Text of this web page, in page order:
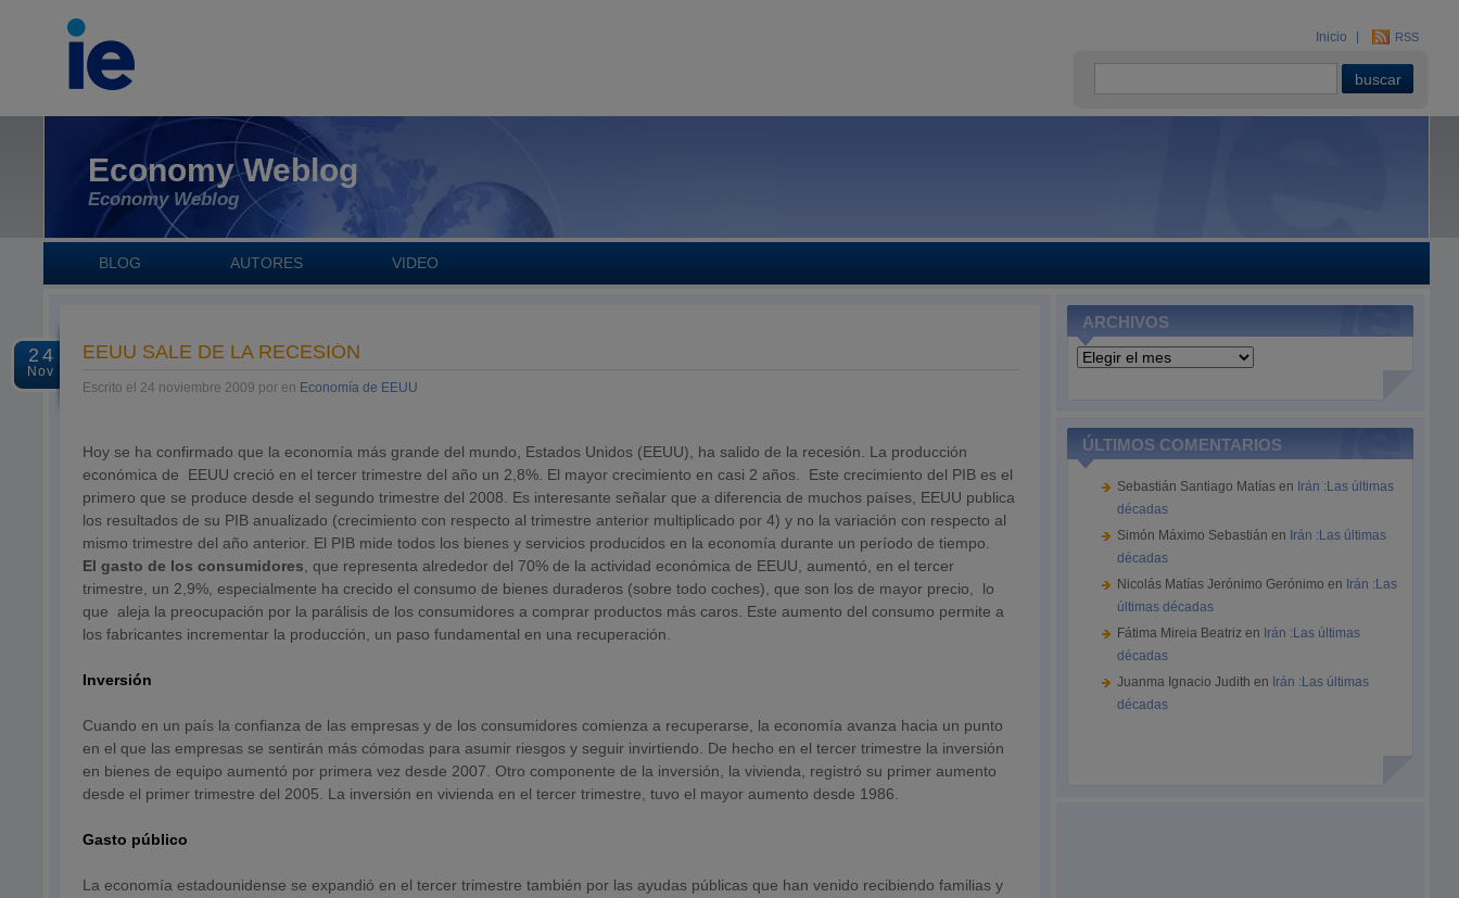
Inicio RSS
Economy Weblog
Economy Weblog
BLOG AUTORES VIDEO
24
Nov
EEUU SALE DE LA RECESIÓN
Escrito el 24 noviembre 2009 por en Economía de EEUU
Hoy se ha confirmado que la economía más grande del mundo, Estados Unidos (EEUU), ha salido de la recesión. La producción
económica de EEUU creció en el tercer trimestre del año un 2,8%. El mayor crecimiento en casi 2 años. Este crecimiento del PIB es el
primero que se produce desde el segundo trimestre del 2008. Es interesante señalar que a diferencia de muchos países, EEUU publica
los resultados de su PIB anualizado (crecimiento con respecto al trimestre anterior multiplicado por 4) y no la variación con respecto al
mismo trimestre del año anterior. El PIB mide todos los bienes y servicios producidos en la economía durante un período de tiempo.
El gasto de los consumidores , que representa alrededor del 70% de la actividad económica de EEUU, aumentó, en el tercer
trimestre, un 2,9%, especialmente ha crecido el consumo de bienes duraderos (sobre todo coches), que son los de mayor precio, lo
que aleja la preocupación por la parálisis de los consumidores a comprar productos más caros. Este aumento del consumo permite a
los fabricantes incrementar la producción, un paso fundamental en una recuperación.
Inversión
Cuando en un país la confianza de las empresas y de los consumidores comienza a recuperarse, la economía avanza hacia un punto
en el que las empresas se sentirán más cómodas para asumir riesgos y seguir invirtiendo. De hecho en el tercer trimestre la inversión
en bienes de equipo aumentó por primera vez desde 2007. Otro componente de la inversión, la vivienda, registró su primer aumento
desde el primer trimestre del 2005. La inversión en vivienda en el tercer trimestre, tuvo el mayor aumento desde 1986.
Gasto público
La economía estadounidense se expandió en el tercer trimestre también por las ayudas públicas que han venido recibiendo familias y
ARCHIVOS
Archivos
ÚLTIMOS COMENTARIOS
Sebastián Santiago Matías en Irán :Las últimas
décadas
Simón Máximo Sebastián en Irán :Las últimas
décadas
Nicolás Matías Jerónimo Gerónimo en Irán :Las
últimas décadas
Fátima Mireia Beatriz en Irán :Las últimas
décadas
Juanma Ignacio Judith en Irán :Las últimas
décadas